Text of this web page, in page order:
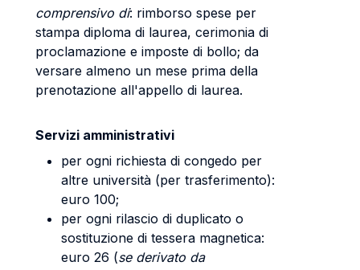
comprensivo di: rimborso spese per
stampa diploma di laurea, cerimonia di
proclamazione e imposte di bollo; da
versare almeno un mese prima della
prenotazione all'appello di laurea.
Servizi amministrativi
per ogni richiesta di congedo per
altre università (per trasferimento):
euro 100;
per ogni rilascio di duplicato o
sostituzione di tessera magnetica:
euro 26 (se derivato da